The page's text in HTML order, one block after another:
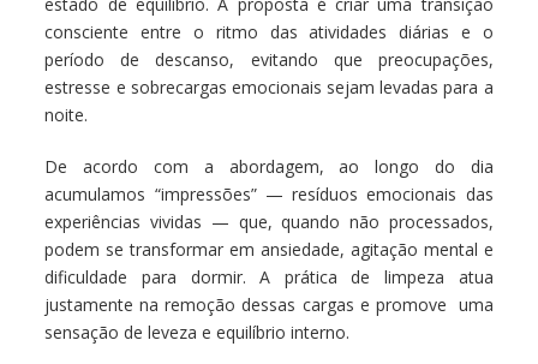
consciente entre o ritmo das atividades diárias e o
período de descanso, evitando que preocupações,
estresse e sobrecargas emocionais sejam levadas para a
noite.
De acordo com a abordagem, ao longo do dia
acumulamos “impressões” — resíduos emocionais das
experiências vividas — que, quando não processados,
podem se transformar em ansiedade, agitação mental e
dificuldade para dormir. A prática de limpeza atua
justamente na remoção dessas cargas e promove uma
sensação de leveza e equilíbrio interno.